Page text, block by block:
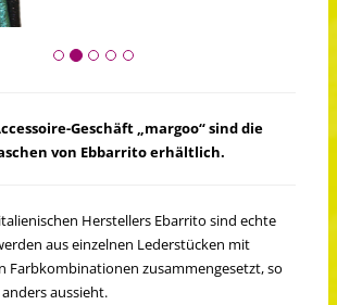
Geschäft „margoo“ sind die
von Ebbarrito erhältlich.
Herstellers Ebarrito sind echte
aus einzelnen Lederstücken mit
Farbkombinationen zusammengesetzt, so
aussieht.